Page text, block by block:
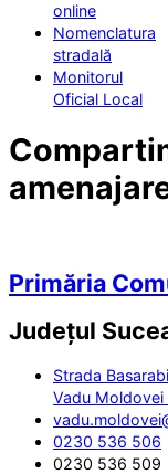
online
Nomenclatura
stradală
Monitorul
Oficial Local
Primăria
Județul
Strada
Vadu
0230 536 506
0230 536 509